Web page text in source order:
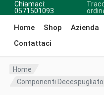
Chiamaci:
0571501093
Home Shop
Azienda
Contattaci
Home
Componenti